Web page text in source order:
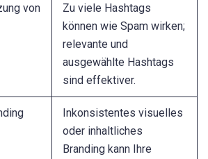
von
Zu viele Hashtags
können wie Spam wirken;
relevante und
ausgewählte Hashtags
sind effektiver.
Inkonsistentes visuelles
oder inhaltliches
Branding kann Ihre